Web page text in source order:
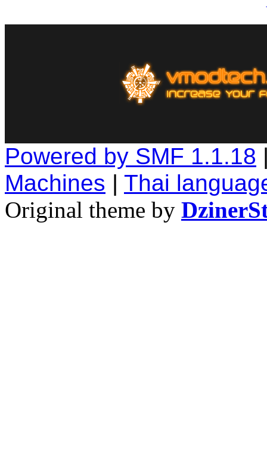
Powered by SMF 1.1.18
Machines | Thai
Original theme by